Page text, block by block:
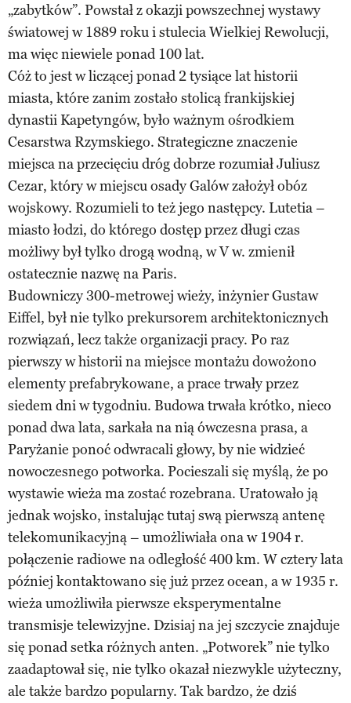
„zabytków”. Powstał z okazji powszechnej wystawy
światowej w 1889 roku i stulecia Wielkiej Rewolucji,
ma więc niewiele ponad 100 lat.
Cóż to jest w liczącej ponad 2 tysiące lat historii
miasta, które zanim zostało stolicą frankijskiej
dynastii Kapetyngów, było ważnym ośrodkiem
Cesarstwa Rzymskiego. Strategiczne znaczenie
miejsca na przecięciu dróg dobrze rozumiał Juliusz
Cezar, który w miejscu osady Galów założył obóz
wojskowy. Rozumieli to też jego następcy. Lutetia –
miasto łodzi, do którego dostęp przez długi czas
możliwy był tylko drogą wodną, w V w. zmienił
ostatecznie nazwę na Paris.
Budowniczy 300-metrowej wieży, inżynier Gustaw
Eiffel, był nie tylko prekursorem architektonicznych
rozwiązań, lecz także organizacji pracy. Po raz
pierwszy w historii na miejsce montażu dowożono
elementy prefabrykowane, a prace trwały przez
siedem dni w tygodniu. Budowa trwała krótko, nieco
ponad dwa lata, sarkała na nią ówczesna prasa, a
Paryżanie ponoć odwracali głowy, by nie widzieć
nowoczesnego potworka. Pocieszali się myślą, że po
wystawie wieża ma zostać rozebrana. Uratowało ją
jednak wojsko, instalując tutaj swą pierwszą antenę
telekomunikacyjną – umożliwiała ona w 1904 r.
połączenie radiowe na odległość 400 km. W cztery lata
później kontaktowano się już przez ocean, a w 1935 r.
wieża umożliwiła pierwsze eksperymentalne
transmisje telewizyjne. Dzisiaj na jej szczycie znajduje
się ponad setka różnych anten. „Potworek” nie tylko
zaadaptował się, nie tylko okazał niezwykle użyteczny,
ale także bardzo popularny. Tak bardzo, że dziś